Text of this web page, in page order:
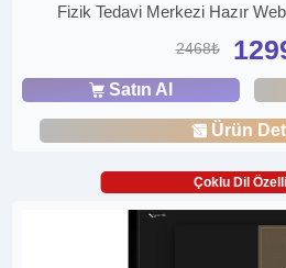
Fizik Tedavi Merkezi Hazır
2468₺
Satın Al
Ürün
Çoklu Dil